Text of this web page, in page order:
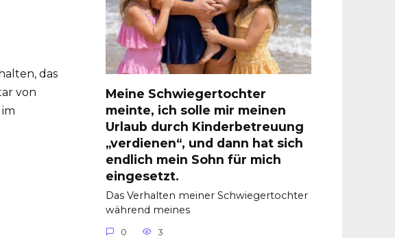
das
von
Meine Schwiegertochter
meinte, ich solle mir meinen
Urlaub durch Kinderbetreuung
„verdienen“, und dann hat sich
endlich mein Sohn für mich
eingesetzt.
Das Verhalten meiner Schwiegertochter
während meines
0 3